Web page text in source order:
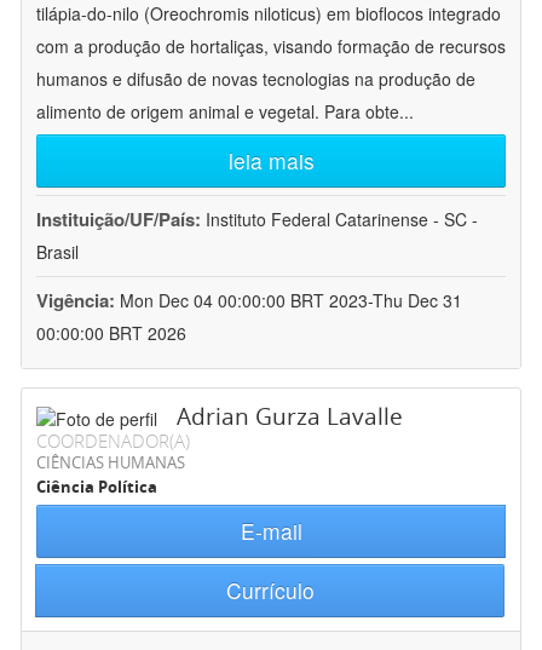
tilápia-do-nilo (Oreochromis niloticus) em bioflocos integrado
com a produção de hortaliças, visando formação de recursos
humanos e difusão de novas tecnologias na produção de
alimento de origem animal e vegetal. Para obte...
leia mais
Instituição/UF/País: Instituto Federal Catarinense - SC -
Brasil
Vigência: Mon Dec 04 00:00:00 BRT 2023-Thu Dec 31
00:00:00 BRT 2026
Adrian Gurza Lavalle
COORDENADOR(A)
CIÊNCIAS HUMANAS
Ciência Política
E-mail
Currículo